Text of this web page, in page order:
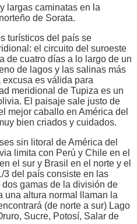
largas caminatas en la
de Sorata.
turísticos del país se
el circuito del suroeste
de cuatro días a lo largo de un
de lagos y las salinas más
es válida para
meridional de Tupiza es un
El paisaje sale justo de
mejor caballo en América del
bien criados y cuidados.
sin litoral de América del
limita con Perú y Chile en el
el sur y Brasil en el norte y el
3 del país consiste en las
gamas de la división de
una altura normal llaman la
(de norte a sur) Lago
Sucre, Potosí, Salar de